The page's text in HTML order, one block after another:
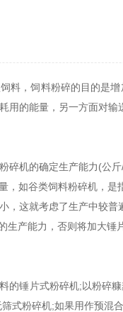
料，饲料粉碎的目的是
用的能量，另一方面对输
机的确定生产能力(公斤/
，如谷类饲料粉碎机，
这就考虑了生产中较普
产能力，否则将加大锤
锤片式粉碎机;以粉碎糠
式粉碎机;如果用作预混